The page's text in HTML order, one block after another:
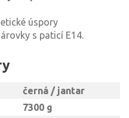
úspory
s paticí E14.
černá / jantar
7300 g